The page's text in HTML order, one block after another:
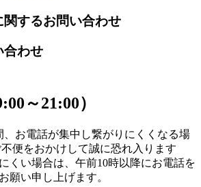
するお問い合わせ
合わせ
～21:00）
お電話が集中し繋がりにくくなる場
便をおかけして誠に恐れ入ります
くい場合は、午前10時以降にお電話を
願い申し上げます。